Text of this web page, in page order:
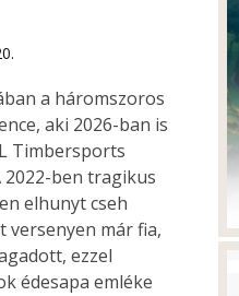
a háromszoros
aki 2026-ban is
Timbersports
2022-ben tragikus
elhunyt cseh
már fia,
ezzel
édesapa emléke